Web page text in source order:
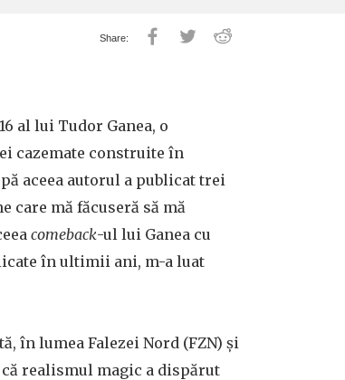
al lui Tudor Ganea, o
cazemate construite în
aceea autorul a publicat trei
care mă făcuseră să mă
comeback-ul lui Ganea cu
în ultimii ani, m-a luat
în lumea Falezei Nord (FZN) și
realismul magic a dispărut